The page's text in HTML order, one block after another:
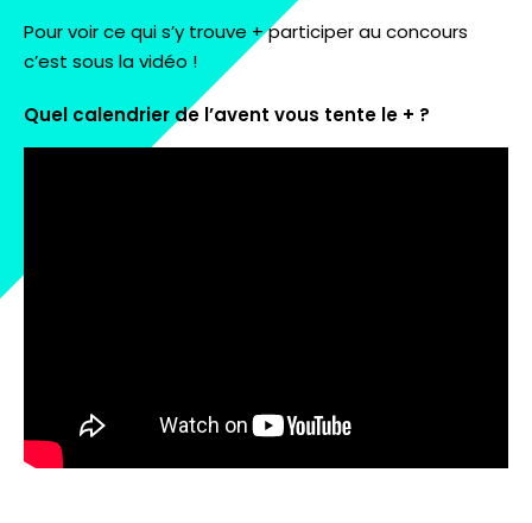
Pour voir ce qui s’y trouve + participer au concours
c’est sous la vidéo !
Quel calendrier de l’avent vous tente le + ?